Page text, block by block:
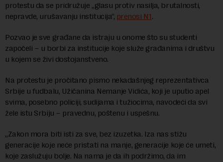
protestu da se pridružuje „glasu protiv nasilja, brutalnosti,
nepravde, urušavanju institucija“, prenosi N1.
Pozvao je sve građane da istraju u onome što su studenti
započeli – u borbi za institucije koje služe građanima i društvu
u kojem se živi dostojanstveno.
Na protestu je pročitano pismo nekadašnjeg reprezentativca
Srbije u fudbalu, Užičanina Nemanje Vidića, koji je uputio apel
svima, posebno policiji, sudijama i tužiocima, navodeći da svi
žele istu Srbiju – pravednu, poštenu i uspešnu.
„Zakon mora biti isti za sve, bez izuzetka. Iza nas stižu
generacije koje neće pristati na manje, generacije koje će umeti,
koje zaslužuju bolje. Na nama je da ih podržimo, da im